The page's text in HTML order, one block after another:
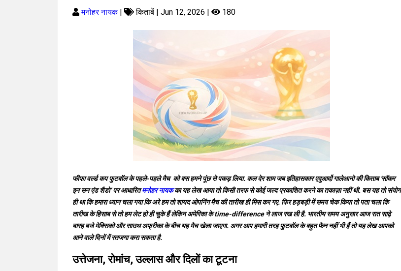
मनोहर नायक | किताबें | Jun 12, 2026 | 180
फीफा वर्ल्ड कप फुटबॉल के पहले-पहले मैच को बस हमने पूंछ से पकड़ लिया. कल देर शाम जब इतिहासकार एदुआर्दो गालेआनो की किताब 'सॉकर
इन सन एंड शैडो’ पर आधारितमनोहर नायकका यह लेख आया तो किसी तरफ से कोई जल्द प्रकाशित करने का तकाज़ा नहीं थी. बस यह तो संयोग
ही था कि हमारा ध्यान चला गया कि अरे हम तो शायद ओपनिंग मैच की तारीख ही मिस कर गए. फिर हड़बड़ी में समय चेक किया तो पता चला कि
तारीख के हिसाब से तो हम लेट हो ही चुके हैं लेकिन अमेरिका के time-difference ने लाज रख ली है. भारतीय समय अनुसार आज रात साढ़े
बारह बजे मेक्सिको और साउथ अफ्रीका के बीच यह मैच खेला जाएगा. अगर आप हमारी तरह फुटबॉल के बहुत फैन नहीं भी हैं तो यह लेख आपको
आने वाले दिनों में रतजगा करा सकता है.
उत्तेजना, रोमांच, उल्लास और दिलों का टूटना